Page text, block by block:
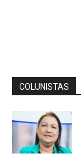
COLUNISTAS